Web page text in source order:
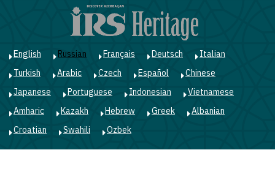
English Russian Français Deutsch
Italian
Turkish
Arabic Czech Español
Chinese
Japanese
Portuguese Indonesian
Vietnamese
Amharic
Kazakh Hebrew Greek
Albanian
Croatian
Swahili Ozbek